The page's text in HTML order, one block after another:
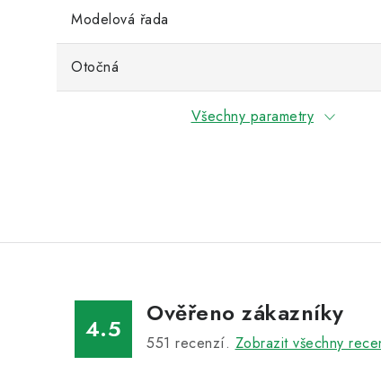
Modelová řada
Otočná
Všechny parametry
4.5
Ověřeno zákazníky
551 recenzí. Zobrazit všechny